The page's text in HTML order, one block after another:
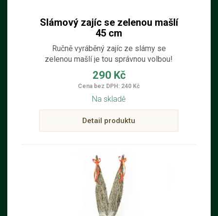
Slámový zajíc se zelenou mašlí
45 cm
Ručně vyráběný zajíc ze slámy se
zelenou mašlí je tou správnou volbou!
Tento roztomilý a originální doplněk oživí
váš domov a přinese kouzlo Velikonoc.
Ideální na poličku, stůl, balkón nebo
terasu, zajíc skvěle zapadne do vnitřních
i zastřešených venkovních prostor.
290 Kč
Cena bez DPH: 240 Kč
Na skladě
Detail produktu